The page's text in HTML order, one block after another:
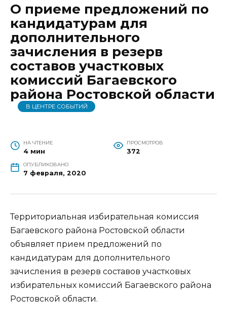
О приеме предложений по
кандидатурам для
дополнительного
зачисления в резерв
составов участковых
комиссий Багаевского
района Ростовской области
В ЦЕНТРЕ СОБЫТИЙ
НА ЧТЕНИЕ
4 мин
ПРОСМОТРОВ
372
ОПУБЛИКОВАНО
7 февраля, 2020
Территориальная избирательная комиссия
Багаевского района Ростовской области
объявляет прием предложений по
кандидатурам для дополнительного
зачисления в резерв составов участковых
избирательных комиссий Багаевского района
Ростовской области.